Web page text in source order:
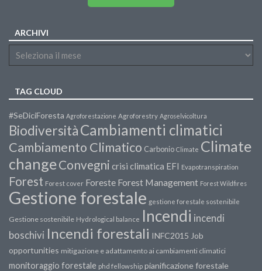
ARCHIVI
TAG CLOUD
#SeDiciForesta Agroforestazione Agroforestry Agroselvicoltura
BiodiversitàCambiamenti climatici
Cambiamento Climatico Carbonio Climate Climate
changeConvegni crisi climatica EFI Evapotranspiration
Forest Forest cover Foreste Forest Management Forest Wildfires
Gestione forestale gestione forestale sostenibile
Gestione sostenibile Hydrological balance Incendi incendi
boschivi Incendi forestali INFC2015 Job
opportunities mitigazione e adattamento ai cambiamenti climatici
monitoraggio forestale phd fellowship pianificazione forestale